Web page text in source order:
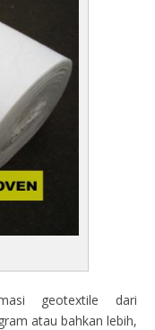
geotextile dari
atau bahkan lebih,